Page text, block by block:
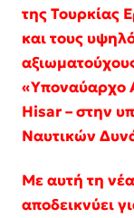
της Τουρκίας
και τους
«Υποναύαρχο
Hisar – στην
Ναυτικών
Με αυτή τη
αποδεικνύει